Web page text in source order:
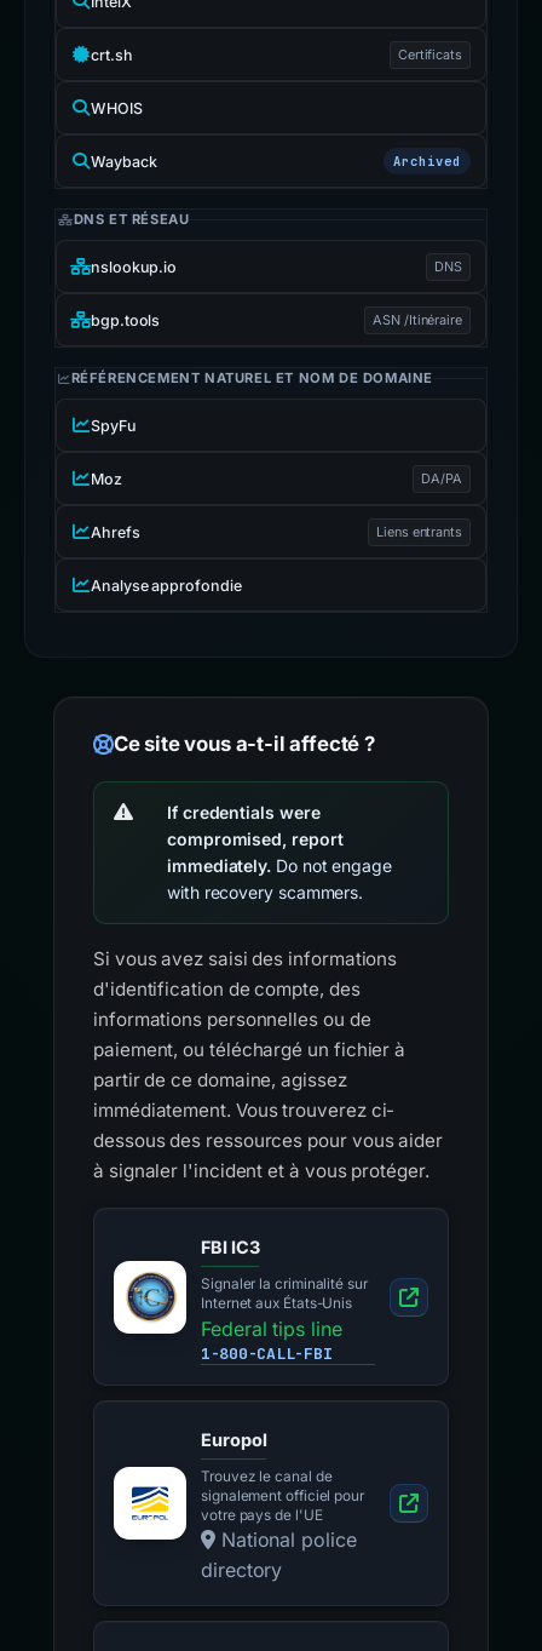
crt.sh Certificats
WHOIS
Wayback Archived
DNS ET RÉSEAU
nslookup.io DNS
bgp.tools ASN /Itinéraire
RÉFÉRENCEMENT NATUREL ET NOM DE DOMAINE
SpyFu
Moz DA/PA
Ahrefs Liens entrants
Analyse approfondie
Ce site vous a-t-il affecté ?
If credentials were
compromised, report
immediately. Do not engage
with recovery scammers.
Si vous avez saisi des informations
d'identification de compte, des
informations personnelles ou de
paiement, ou téléchargé un fichier à
partir de ce domaine, agissez
immédiatement. Vous trouverez ci-
dessous des ressources pour vous aider
à signaler l'incident et à vous protéger.
FBI IC3
Signaler la criminalité sur
Internet aux États-Unis
Federal tips line
1-800-CALL-FBI
Europol
Trouvez le canal de
signalement officiel pour
votre pays de l'UE
National police
directory